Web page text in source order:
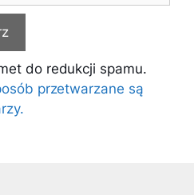
do redukcji spamu.
przetwarzane są